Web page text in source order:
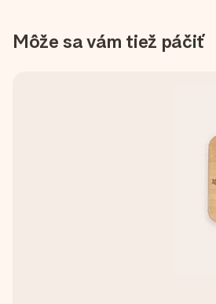
Môže sa vám tiež páčiť